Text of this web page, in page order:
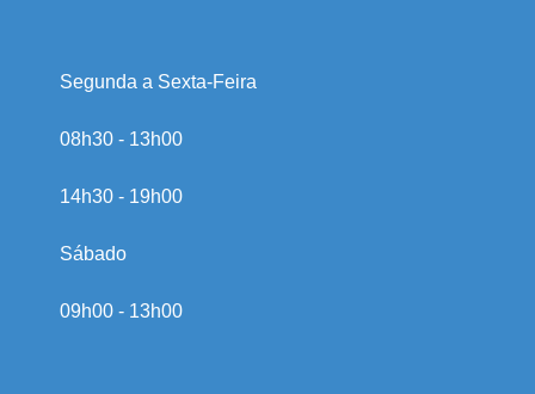
Segunda a Sexta-Feira
08h30 - 13h00
14h30 - 19h00
Sábado
09h00 - 13h00